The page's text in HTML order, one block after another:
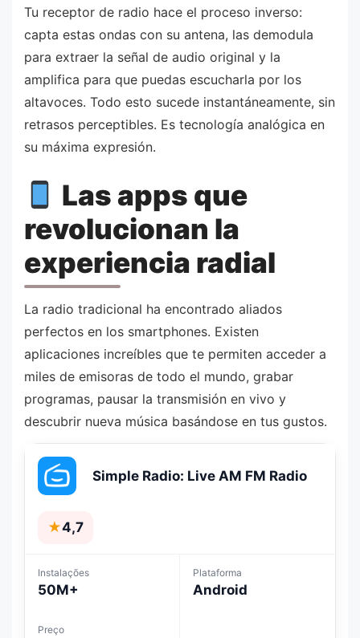
Tu receptor de radio hace el proceso inverso:
capta estas ondas con su antena, las demodula
para extraer la señal de audio original y la
amplifica para que puedas escucharla por los
altavoces. Todo esto sucede instantáneamente, sin
retrasos perceptibles. Es tecnología analógica en
su máxima expresión.
Las apps que
revolucionan la
experiencia radial
La radio tradicional ha encontrado aliados
perfectos en los smartphones. Existen
aplicaciones increíbles que te permiten acceder a
miles de emisoras de todo el mundo, grabar
programas, pausar la transmisión en vivo y
descubrir nueva música basándose en tus gustos.
Simple Radio: Live AM FM Radio
★4,7
Instalações
50M+
Plataforma
Android
Preço